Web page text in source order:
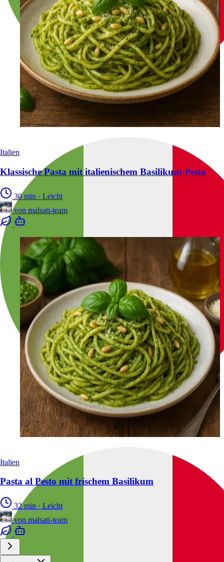
Italien
Klassische Pasta mit italienischem Basilikum-Pesto
30 min · Leicht
von malsati-team
Italien
Pasta al Pesto mit frischem Basilikum
32 min · Leicht
von malsati-team